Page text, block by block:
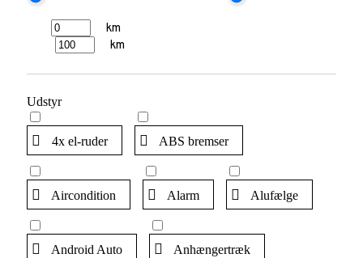
km
km
Udstyr
4x el-ruder ABS bremser
Aircondition Alarm Alufælge
Android Auto Anhængertræk